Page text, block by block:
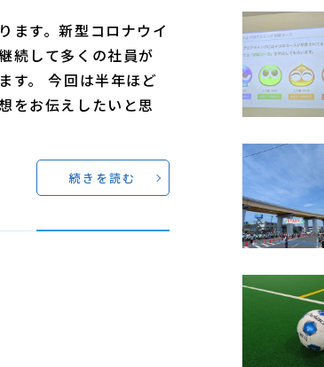
ます。新型コロナウイ
続して多くの社員が
す。 今回は半年ほど
をお伝えしたいと思
続きを読む